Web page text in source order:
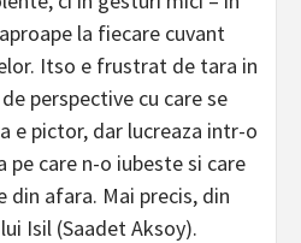
la fiecare cuvant
Itso e frustrat de tara in
perspective cu care se
e pictor, dar lucreaza intr-o
care n-o iubeste si care
din afara. Mai precis, din
Isil (Saadet Aksoy).